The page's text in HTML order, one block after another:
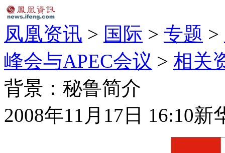
凤凰资讯 > 国际 > 专题 >
峰会与APEC会议 > 相关
背景：秘鲁简介
2008年11月17日 16:10新